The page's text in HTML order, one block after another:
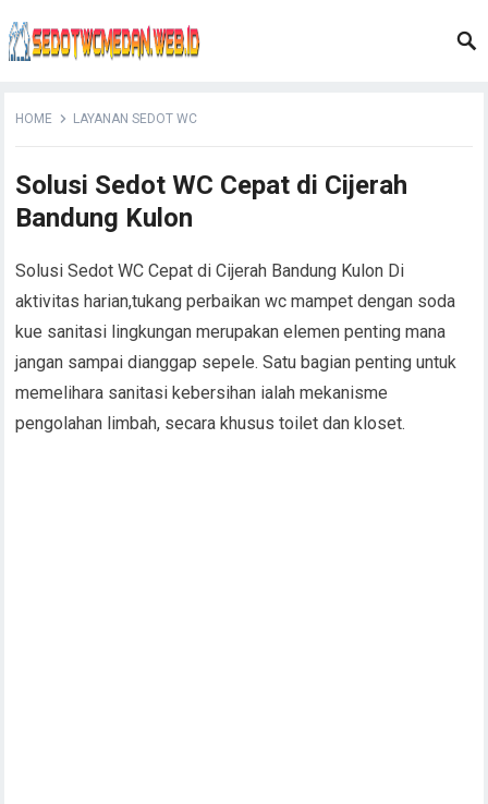
HOME LAYANAN SEDOT WC
Solusi Sedot WC Cepat di Cijerah
Bandung Kulon
Solusi Sedot WC Cepat di Cijerah Bandung Kulon Di
aktivitas harian,tukang perbaikan wc mampet dengan soda
kue sanitasi lingkungan merupakan elemen penting mana
jangan sampai dianggap sepele. Satu bagian penting untuk
memelihara sanitasi kebersihan ialah mekanisme
pengolahan limbah, secara khusus toilet dan kloset.